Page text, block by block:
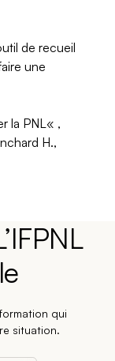
de recueil
une
la PNL« ,
H.,
qui
situation.